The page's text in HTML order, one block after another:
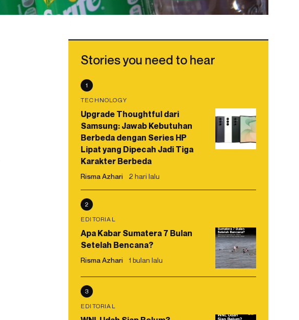
Stories you need to hear
1
TECHNOLOGY
Upgrade Thoughtful dari
Samsung: Jawab Kebutuhan
Berbeda dengan Series HP
Lipat yang Dipecah Jadi Tiga
Karakter Berbeda
Risma Azhari 2 hari lalu
2
EDITORIAL
Apa Kabar Sumatera 7 Bulan
Setelah Bencana?
Risma Azhari 1 bulan lalu
3
EDITORIAL